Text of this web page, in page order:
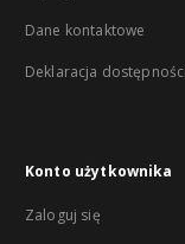
Dane kontaktowe
Deklaracja dostępności
Konto użytkownika
Zaloguj się